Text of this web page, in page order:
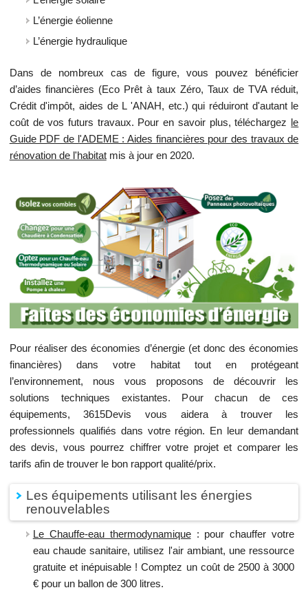
L’énergie éolienne
L’énergie hydraulique
Dans de nombreux cas de figure, vous pouvez bénéficier
d’aides financières (Eco Prêt à taux Zéro, Taux de TVA réduit,
Crédit d'impôt, aides de L 'ANAH, etc.) qui réduiront d'autant le
coût de vos futurs travaux. Pour en savoir plus, téléchargez le
Guide PDF de l'ADEME : Aides financières pour des travaux de
rénovation de l'habitatmis à jour en 2020.
Pour réaliser des économies d’énergie (et donc des économies
financières) dans votre habitat tout en protégeant
l’environnement, nous vous proposons de découvrir les
solutions techniques existantes. Pour chacun de ces
équipements, 3615Devis vous aidera à trouver les
professionnels qualifiés dans votre région. En leur demandant
des devis, vous pourrez chiffrer votre projet et comparer les
tarifs afin de trouver le bon rapport qualité/prix.
Les équipements utilisant les énergies
renouvelables
Le Chauffe-eau thermodynamique: pour chauffer votre
eau chaude sanitaire, utilisez l'air ambiant, une ressource
gratuite et inépuisable ! Comptez un coût de 2500 à 3000
€ pour un ballon de 300 litres.